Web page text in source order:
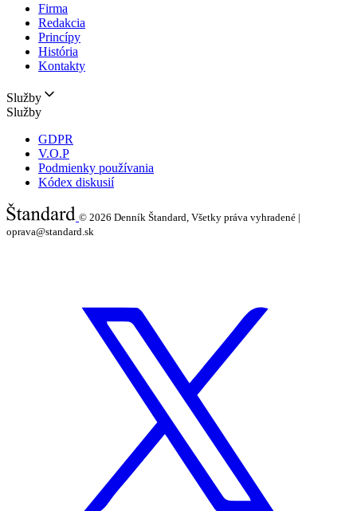
Firma
Redakcia
Princípy
História
Kontakty
Služby
Služby
GDPR
V.O.P
Podmienky používania
Kódex diskusií
© 2026 Denník Štandard, Všetky práva vyhradené |
oprava@standard.sk